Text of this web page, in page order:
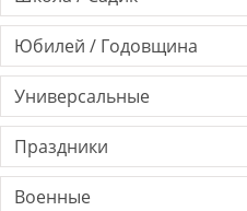
Юбилей / Годовщина
Универсальные
Праздники
Военные